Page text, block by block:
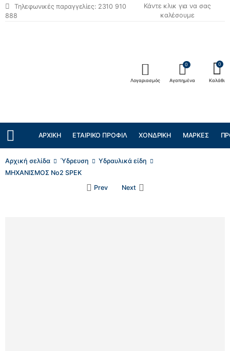
Τηλεφωνικές παραγγελίες: 2310 910
888
Κάντε κλικ για να σας
καλέσουμε
Λογαριασμός
0
Αγαπημένα
0
Καλάθι
ΑΡΧΙΚΉ ΕΤΑΙΡΙΚΌ ΠΡΟΦΊΛ ΧΟΝΔΡΙΚΉ ΜΆΡΚΕΣ
Αρχική σελίδα Ύδρευση
Υδραυλικά είδη
ΜΗΧΑΝΙΣΜΟΣ Νο2 SPEK
Prev
Next